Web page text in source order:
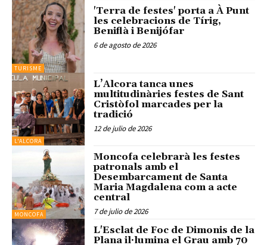
TURISME
'Terra de festes' porta a À Punt
les celebracions de Tírig,
Beniflà i Benijófar
6 de agosto de 2026
L'ALCORA
L’Alcora tanca unes
multitudinàries festes de Sant
Cristòfol marcades per la
tradició
12 de julio de 2026
MONCOFA
Moncofa celebrarà les festes
patronals amb el
Desembarcament de Santa
Maria Magdalena com a acte
central
7 de julio de 2026
L'Esclat de Foc de Dimonis de la
Plana il·lumina el Grau amb 70